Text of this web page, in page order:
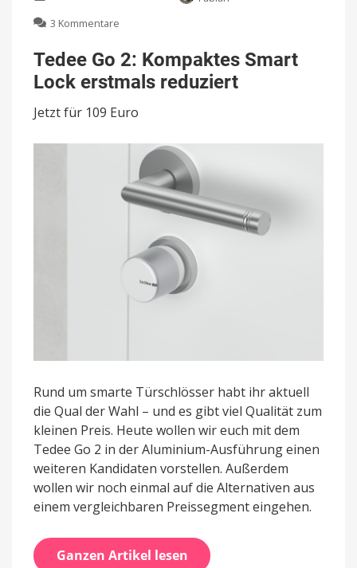
3 Kommentare
Go
2:
Kompaktes
Lock
reduziert
Tedee Go 2: Kompaktes Smart
Lock erstmals reduziert
Jetzt für 109 Euro
Rund um smarte Türschlösser habt ihr aktuell
die Qual der Wahl – und es gibt viel Qualität zum
kleinen Preis. Heute wollen wir euch mit dem
Tedee Go 2 in der Aluminium-Ausführung einen
weiteren Kandidaten vorstellen. Außerdem
wollen wir noch einmal auf die Alternativen aus
einem vergleichbaren Preissegment eingehen.
Ganzen Artikel lesen